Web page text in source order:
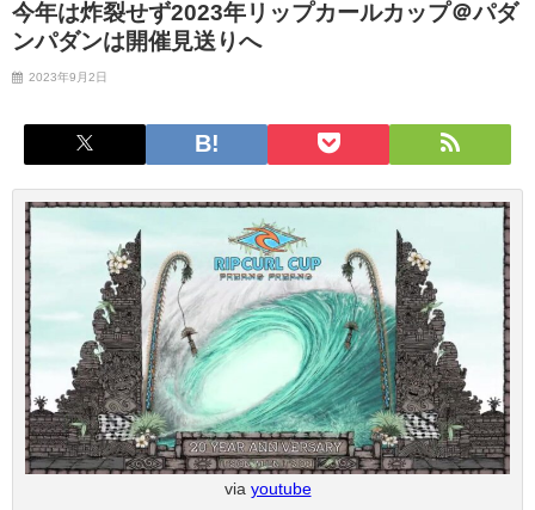
今年は炸裂せず2023年リップカールカップ＠パダ
ンパダンは開催見送りへ
2023年9月2日
via youtube